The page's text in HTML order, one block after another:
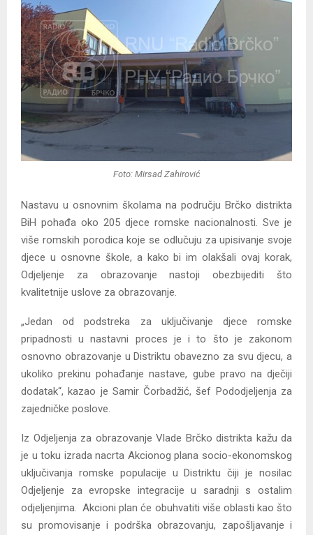
Foto: Mirsad Zahirović
Nastavu u osnovnim školama na području Brčko distrikta
BiH pohađa oko 205 djece romske nacionalnosti. Sve je
više romskih porodica koje se odlučuju za upisivanje svoje
djece u osnovne škole, a kako bi im olakšali ovaj korak,
Odjeljenje za obrazovanje nastoji obezbijediti što
kvalitetnije uslove za obrazovanje.
„Jedan od podstreka za uključivanje djece romske
pripadnosti u nastavni proces je i to što je zakonom
osnovno obrazovanje u Distriktu obavezno za svu djecu, a
ukoliko prekinu pohađanje nastave, gube pravo na dječiji
dodatak“, kazao je Samir Čorbadžić, šef Pododjeljenja za
zajedničke poslove.
Iz Odjeljenja za obrazovanje Vlade Brčko distrikta kažu da
je u toku izrada nacrta Akcionog plana socio-ekonomskog
uključivanja romske populacije u Distriktu čiji je nosilac
Odjeljenje za evropske integracije u saradnji s ostalim
odjeljenjima. Akcioni plan će obuhvatiti više oblasti kao što
su promovisanje i podrška obrazovanju, zapošljavanje i